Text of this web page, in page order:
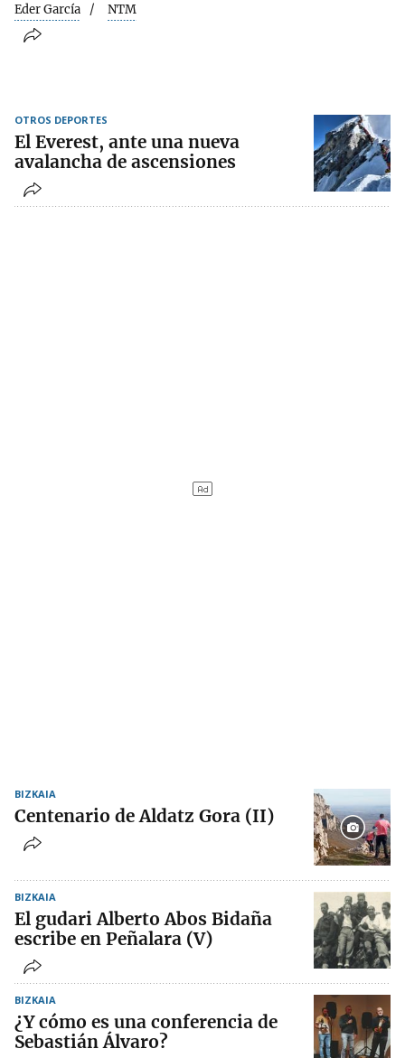
Eder García NTM
OTROS DEPORTES
El Everest, ante una nueva
avalancha de ascensiones
BIZKAIA
Centenario de Aldatz Gora (II)
BIZKAIA
El gudari Alberto Abos Bidaña
escribe en Peñalara (V)
BIZKAIA
¿Y cómo es una conferencia de
Sebastián Álvaro?